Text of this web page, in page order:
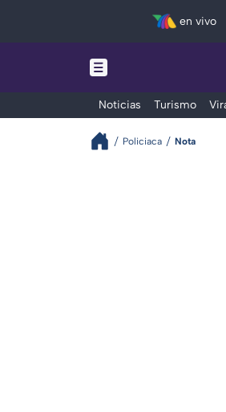
en vivo
Noticias Turismo
Policiaca Nota